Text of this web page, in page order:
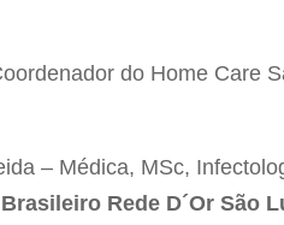
do Home Care
– Médica, MSc,
Rede D´Or São